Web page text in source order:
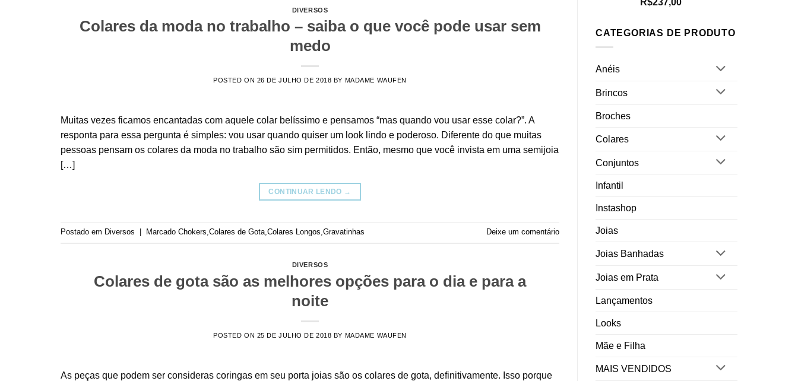
DIVERSOS
Colares da moda no trabalho – saiba o que você pode usar sem
medo
POSTED ON 26 DE JULHO DE 2018 BY MADAME WAUFEN
Muitas vezes ficamos encantadas com aquele colar belíssimo e pensamos “mas quando vou usar esse colar?”. A
responta para essa pergunta é simples: vou usar quando quiser um look lindo e poderoso. Diferente do que muitas
pessoas pensam os colares da moda no trabalho são sim permitidos. Então, mesmo que você invista em uma semijoia
[…]
CONTINUAR LENDO →
Postado em Diversos Marcado Chokers,Colares de Gota,Colares Longos,Gravatinhas Deixe um comentário
DIVERSOS
Colares de gota são as melhores opções para o dia e para a
noite
POSTED ON 25 DE JULHO DE 2018 BY MADAME WAUFEN
As peças que podem ser consideras coringas em seu porta joias são os colares de gota, definitivamente. Isso porque
CATEGORIAS DE PRODUTO
Anéis
Brincos
Broches
Colares
Conjuntos
Infantil
Instashop
Joias
Joias Banhadas
Joias em Prata
Lançamentos
Looks
Mãe e Filha
MAIS VENDIDOS